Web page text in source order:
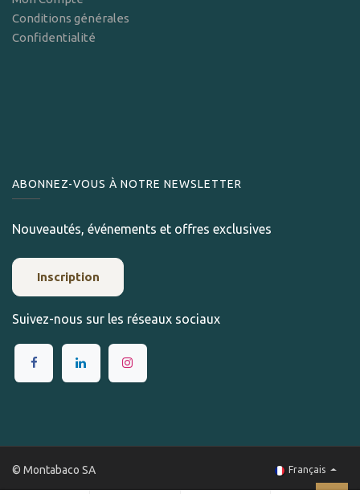
Conditions générales
Confidentialité
ABONNEZ-VOUS À NOTRE NEWSLETTER
Nouveautés, événements et offres exclusives
Inscription
Suivez-nous sur les réseaux sociaux
© Montabaco SA Français